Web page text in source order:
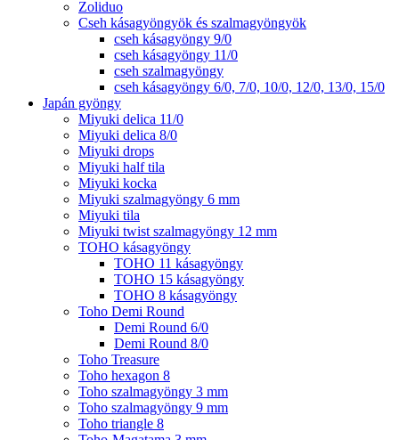
Zoliduo
Cseh kásagyöngyök és szalmagyöngyök
cseh kásagyöngy 9/0
cseh kásagyöngy 11/0
cseh szalmagyöngy
cseh kásagyöngy 6/0, 7/0, 10/0, 12/0, 13/0, 15/0
Japán gyöngy
Miyuki delica 11/0
Miyuki delica 8/0
Miyuki drops
Miyuki half tila
Miyuki kocka
Miyuki szalmagyöngy 6 mm
Miyuki tila
Miyuki twist szalmagyöngy 12 mm
TOHO kásagyöngy
TOHO 11 kásagyöngy
TOHO 15 kásagyöngy
TOHO 8 kásagyöngy
Toho Demi Round
Demi Round 6/0
Demi Round 8/0
Toho Treasure
Toho hexagon 8
Toho szalmagyöngy 3 mm
Toho szalmagyöngy 9 mm
Toho triangle 8